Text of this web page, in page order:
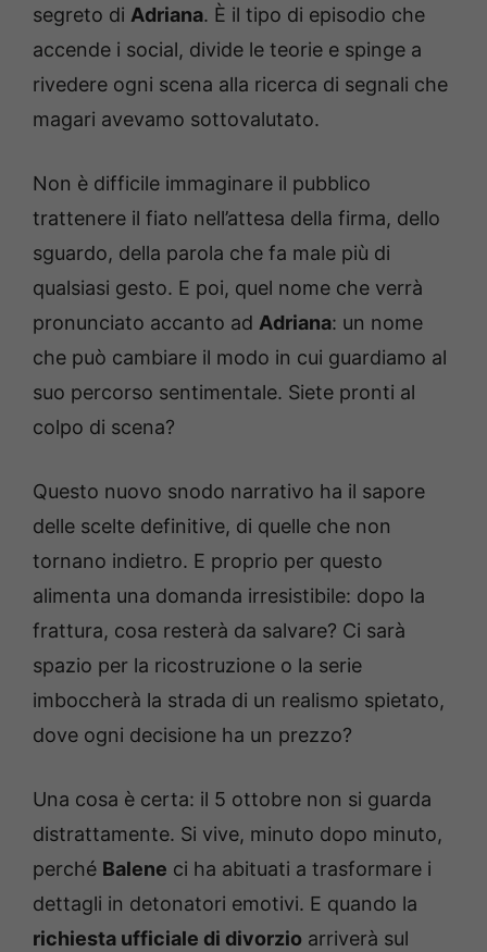
segreto di Adriana. È il tipo di episodio che
accende i social, divide le teorie e spinge a
rivedere ogni scena alla ricerca di segnali che
magari avevamo sottovalutato.
Non è difficile immaginare il pubblico
trattenere il fiato nell’attesa della firma, dello
sguardo, della parola che fa male più di
qualsiasi gesto. E poi, quel nome che verrà
pronunciato accanto ad Adriana: un nome
che può cambiare il modo in cui guardiamo al
suo percorso sentimentale. Siete pronti al
colpo di scena?
Questo nuovo snodo narrativo ha il sapore
delle scelte definitive, di quelle che non
tornano indietro. E proprio per questo
alimenta una domanda irresistibile: dopo la
frattura, cosa resterà da salvare? Ci sarà
spazio per la ricostruzione o la serie
imboccherà la strada di un realismo spietato,
dove ogni decisione ha un prezzo?
Una cosa è certa: il 5 ottobre non si guarda
distrattamente. Si vive, minuto dopo minuto,
perché Balene ci ha abituati a trasformare i
dettagli in detonatori emotivi. E quando la
richiesta ufficiale di divorzio arriverà sul